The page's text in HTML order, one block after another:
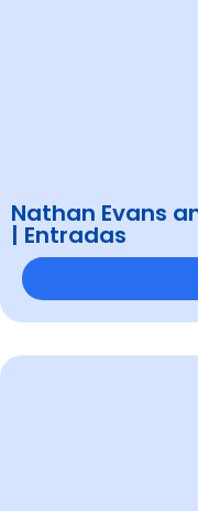
Nathan Evans
| Entradas